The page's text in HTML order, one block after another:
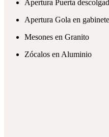
Apertura Puerta
Apertura Gola en
Mesones en Granito
Zócalos en Aluminio